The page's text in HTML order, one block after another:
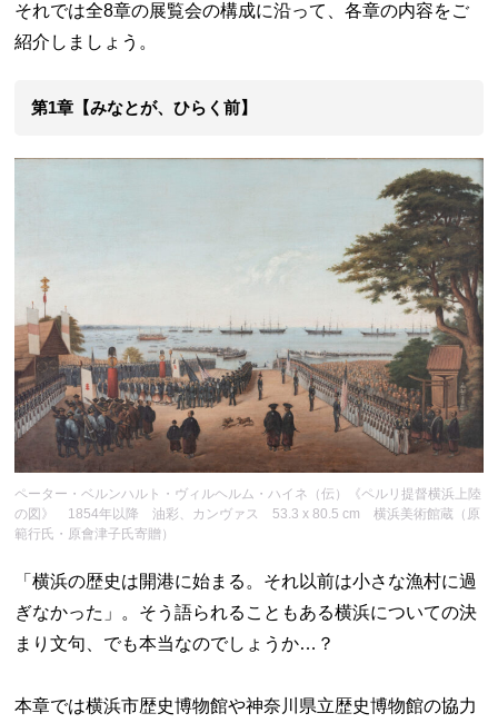
それでは全8章の展覧会の構成に沿って、各章の内容をご
紹介しましょう。
第1章【みなとが、ひらく前】
ペーター・ベルンハルト・ヴィルヘルム・ハイネ（伝）《ペルリ提督横浜上陸
の図》 1854年以降 油彩、カンヴァス 53.3 x 80.5 cm 横浜美術館蔵（原
範行氏・原會津子氏寄贈）
「横浜の歴史は開港に始まる。それ以前は小さな漁村に過
ぎなかった」。そう語られることもある横浜についての決
まり文句、でも本当なのでしょうか…？
本章では横浜市歴史博物館や神奈川県立歴史博物館の協力